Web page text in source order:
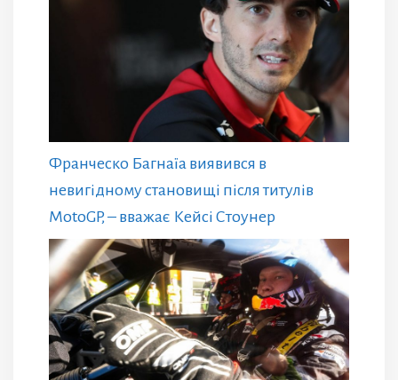
Франческо Багнаїа виявився в
невигідному становищі після титулів
MotoGP, – вважає Кейсі Стоунер